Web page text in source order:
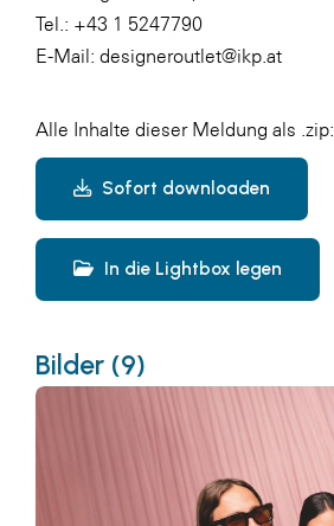
Tel.: +43 1 5247790
E-Mail: designeroutlet@ikp.at
Alle Inhalte dieser Meldung als .zip:
Sofort downloaden
In die Lightbox legen
Bilder (9)